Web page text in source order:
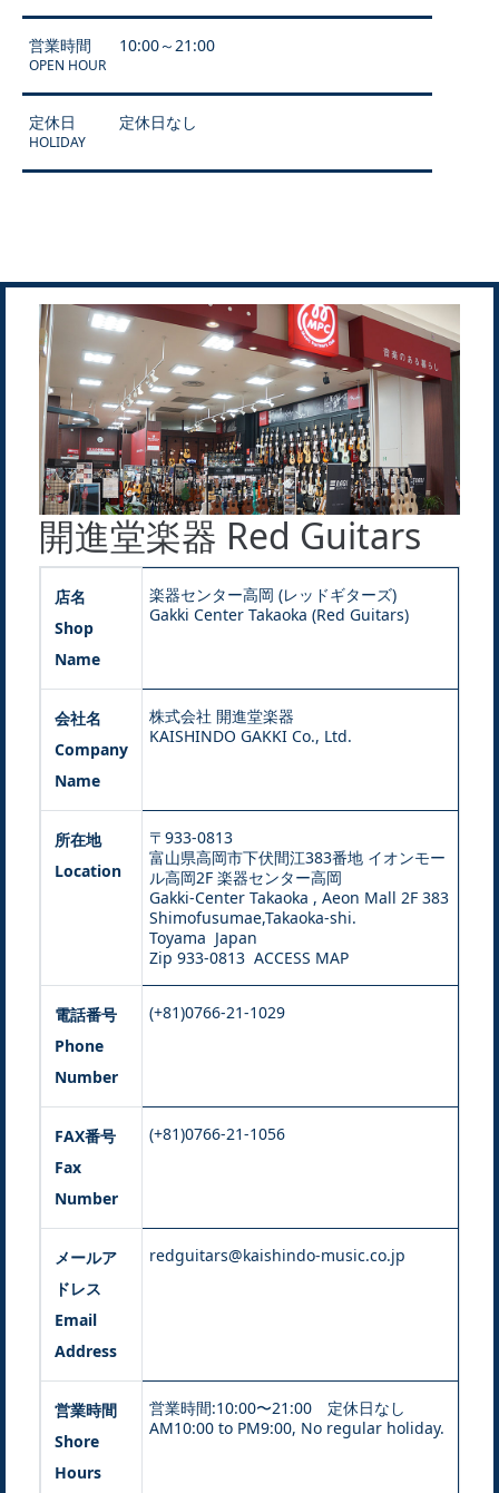
営業時間
OPEN HOUR
10:00～21:00
定休日
HOLIDAY
定休日なし
開進堂楽器 Red Guitars
店名
Shop
Name
楽器センター高岡 (レッドギターズ)
Gakki Center Takaoka (Red Guitars)
会社名
Company
Name
株式会社 開進堂楽器
KAISHINDO GAKKI Co., Ltd.
所在地
Location
〒933-0813
富山県高岡市下伏間江383番地 イオンモー
ル高岡2F 楽器センター高岡
Gakki-Center Takaoka , Aeon Mall 2F 383
Shimofusumae,Takaoka-shi.
Toyama Japan
Zip 933-0813 ACCESS MAP
電話番号
Phone
Number
(+81)0766-21-1029
FAX番号
Fax
Number
(+81)0766-21-1056
メールア
ドレス
Email
Address
redguitars@kaishindo-music.co.jp
営業時間
Shore
Hours
営業時間:10:00〜21:00 定休日なし
AM10:00 to PM9:00, No regular holiday.